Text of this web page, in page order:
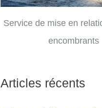
Service de mise en
encombrants
Articles récents